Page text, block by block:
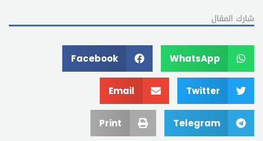
شارك المقال
WhatsApp
Facebook
Twitter
Email
Telegram
Print